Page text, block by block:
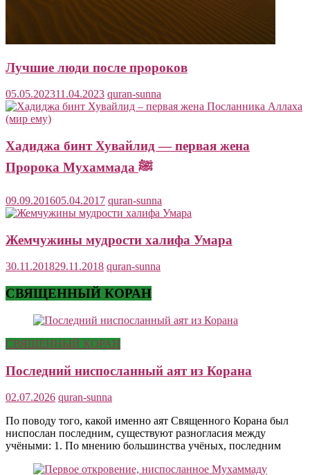
Лучшие люди после пророков
05.05.202311.04.2023 quran-sunna
Хадиджа бинт Хувайлид — первая жена
Пророка Мухаммада ﷺ
09.09.201605.04.2017 quran-sunna
Жемчужины мудрости халифа Умара
30.11.201829.11.2018 quran-sunna
СВЯЩЕННЫЙ КОРАН
СВЯЩЕННЫЙ КОРАН
Последний ниспосланный аят из Корана
02.07.2026 quran-sunna
По поводу того, какой именно аят Священного Корана был
ниспослан последним, существуют разногласия между
учёными: 1. По мнению большинства учёных, последним